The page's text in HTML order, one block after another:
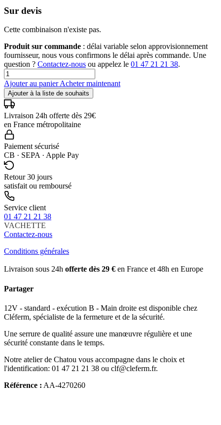
Sur devis
Cette combinaison n'existe pas.
Produit sur commande : délai variable selon approvisionnement
fournisseur, nous vous confirmons le délai après commande. Une
question ? Contactez-nous ou appelez le 01 47 21 21 38.
Ajouter au panierAcheter maintenant
Ajouter à la liste de souhaits
Livraison 24h offerte dès 29€
en France métropolitaine
Paiement sécurisé
CB · SEPA · Apple Pay
Retour 30 jours
satisfait ou remboursé
Service client
01 47 21 21 38
VACHETTE
Contactez-nous
Conditions générales
Livraison sous 24h offerte dès 29 € en France et 48h en Europe
Partager
12V - standard - exécution B - Main droite est disponible chez
Cléferm, spécialiste de la fermeture et de la sécurité.
Une serrure de qualité assure une manœuvre régulière et une
sécurité constante dans le temps.
Notre atelier de Chatou vous accompagne dans le choix et
l'identification: 01 47 21 21 38 ou clf@cleferm.fr.
Référence : AA-4270260